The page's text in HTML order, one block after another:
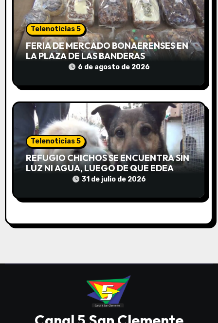
a
d
s
Telenoticias 5
FERIA DE MERCADO BONAERENSES EN
LA PLAZA DE LAS BANDERAS
6 de agosto de 2026
Telenoticias 5
REFUGIO CHICHOS SE ENCUENTRA SIN
LUZ NI AGUA, LUEGO DE QUE EDEA
CORTARA EL SUMINISTRO SIN AVISO
31 de julio de 2026